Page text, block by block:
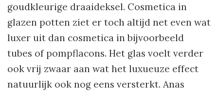
goudkleurige draaideksel. Cosmetica in
glazen potten ziet er toch altijd net even wat
luxer uit dan cosmetica in bijvoorbeeld
tubes of pompflacons. Het glas voelt verder
ook vrij zwaar aan wat het luxueuze effect
natuurlijk ook nog eens versterkt. Anas